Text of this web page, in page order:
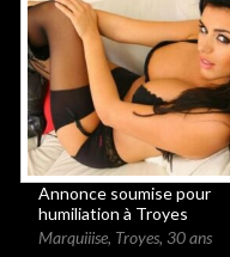
Annonce soumise pour
humiliation à Troyes
Marquiiise, Troyes, 30 ans